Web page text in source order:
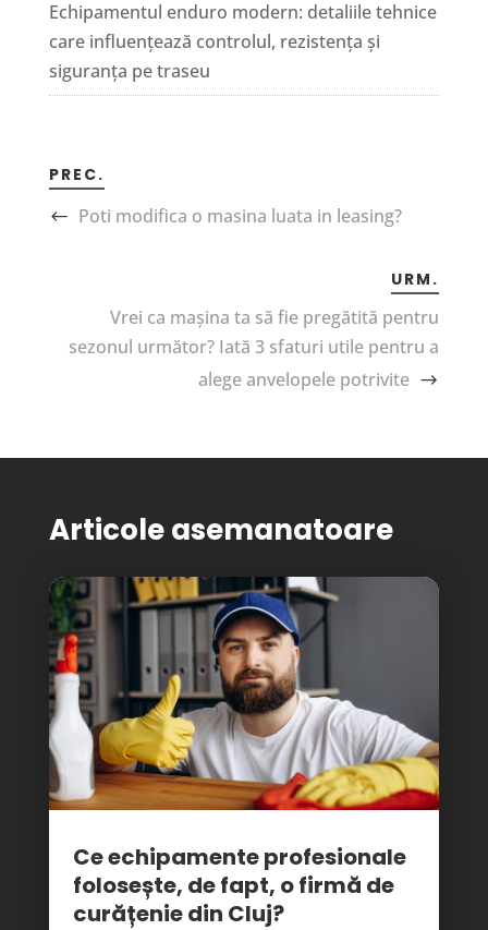
Echipamentul enduro modern: detaliile tehnice
care influențează controlul, rezistența și
siguranța pe traseu
PREC.
Poti modifica o masina luata in leasing?
URM.
Vrei ca mașina ta să fie pregătită pentru
sezonul următor? Iată 3 sfaturi utile pentru a
alege anvelopele potrivite
Articole asemanatoare
Ce echipamente profesionale
folosește, de fapt, o firmă de
curățenie din Cluj?